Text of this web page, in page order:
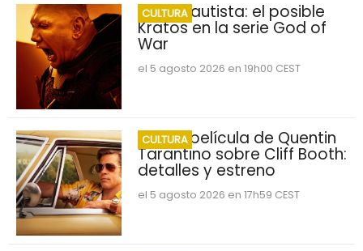
CULTURA
Dave Bautista: el posible
Kratos en la serie God of
War
el 5 agosto 2026 en 19h00 CEST
CULTURA
Nueva película de Quentin
Tarantino sobre Cliff Booth:
detalles y estreno
el 5 agosto 2026 en 17h59 CEST